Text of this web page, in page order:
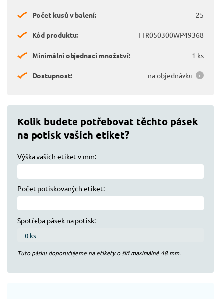
Počet kusů v balení: 25
Kód produktu: TTR050300WP49368
Minimální objednací množství: 1 ks
Dostupnost: na objednávku
Kolik budete potřebovat těchto pásek
na potisk vašich etiket?
Výška vašich etiket v mm:
Počet potiskovaných etiket:
Spotřeba pásek na potisk:
Tuto pásku doporučujeme na etikety o šíři maximálně 48mm.